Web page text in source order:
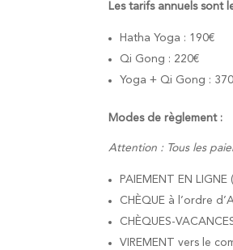
Les tarifs annuels sont
Hatha Yoga : 190€
Qi Gong : 220€
Yoga + Qi Gong :
Modes de règlement :
Attention : Tous les
PAIEMENT EN
CHÈQUE à l’ordre
CHÈQUES-
VIREMENT vers le